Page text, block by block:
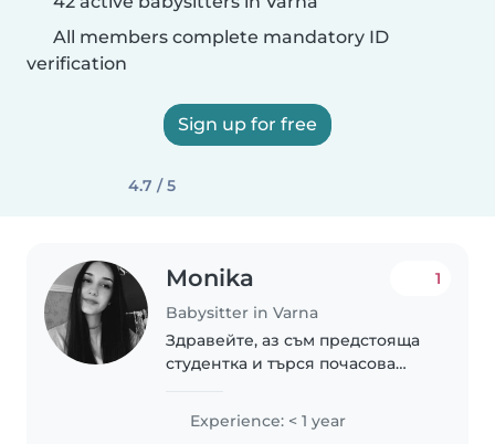
All members complete mandatory ID
verification
Sign up for free
4.7 / 5
Monika
Babysitter in Varna
1
Здравейте, аз съм предстояща
студентка и търся почасова
да съчетавам с останалите ми
ангажименти през деня. Нямам
Experience: < 1 year